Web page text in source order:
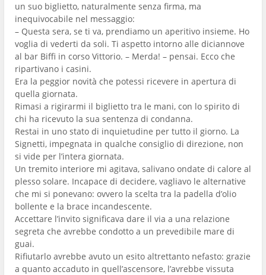
un suo biglietto, naturalmente senza firma, ma
inequivocabile nel messaggio:
– Questa sera, se ti va, prendiamo un aperitivo insieme. Ho
voglia di vederti da soli. Ti aspetto intorno alle diciannove
al bar Biffi in corso Vittorio. – Merda! – pensai. Ecco che
ripartivano i casini.
Era la peggior novità che potessi ricevere in apertura di
quella giornata.
Rimasi a rigirarmi il biglietto tra le mani, con lo spirito di
chi ha ricevuto la sua sentenza di condanna.
Restai in uno stato di inquietudine per tutto il giorno. La
Signetti, impegnata in qualche consiglio di direzione, non
si vide per l’intera giornata.
Un tremito interiore mi agitava, salivano ondate di calore al
plesso solare. Incapace di decidere, vagliavo le alternative
che mi si ponevano: ovvero la scelta tra la padella d’olio
bollente e la brace incandescente.
Accettare l’invito significava dare il via a una relazione
segreta che avrebbe condotto a un prevedibile mare di
guai.
Rifiutarlo avrebbe avuto un esito altrettanto nefasto: grazie
a quanto accaduto in quell’ascensore, l’avrebbe vissuta